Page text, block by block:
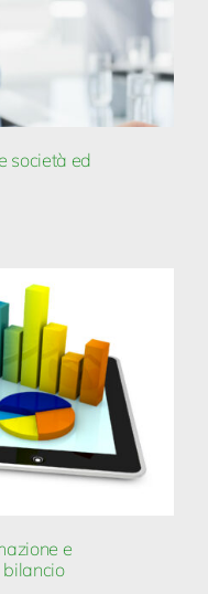
società ed
e